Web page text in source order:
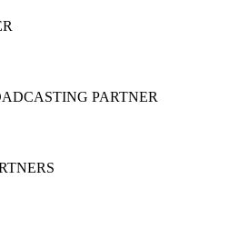
PARTNER